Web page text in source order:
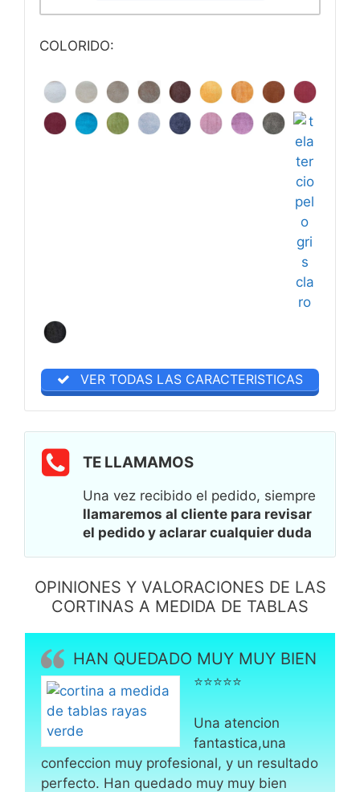
COLORIDO:
VER TODAS LAS CARACTERISTICAS
TE LLAMAMOS
Una vez recibido el pedido, siempre
llamaremos al cliente para revisar
el pedido y aclarar cualquier duda
OPINIONES Y VALORACIONES DE LAS
CORTINAS A MEDIDA DE TABLAS
HAN QUEDADO MUY MUY BIEN
⭐⭐⭐⭐⭐
Una atencion
fantastica,una
confeccion muy profesional, y un resultado
perfecto. Han quedado muy muy bien